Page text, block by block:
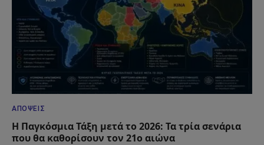
ΑΠΌΨΕΙΣ
Η Παγκόσμια Τάξη μετά το 2026: Τα τρία σενάρια
που θα καθορίσουν τον 21ο αιώνα